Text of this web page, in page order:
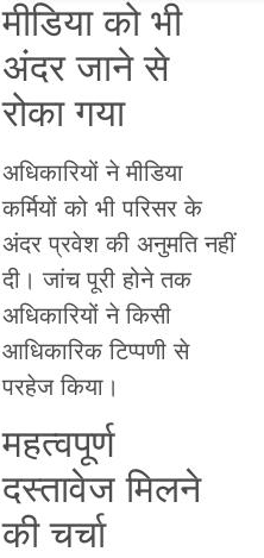
मीडिया को भी
अंदर जाने से
रोका गया
अधिकारियों ने मीडिया
कर्मियों को भी परिसर के
अंदर प्रवेश की अनुमति नहीं
दी। जांच पूरी होने तक
अधिकारियों ने किसी
आधिकारिक टिप्पणी से
परहेज किया।
महत्वपूर्ण
दस्तावेज मिलने
की चर्चा